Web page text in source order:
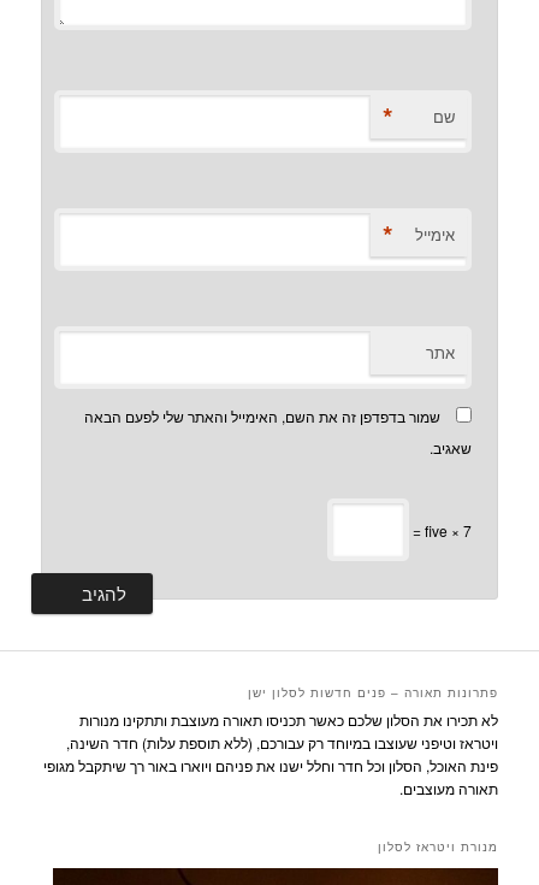
שם *
אימייל *
אתר
שמור בדפדפן זה את השם, האימייל והאתר שלי לפעם הבאה
שאגיב.
7 × five =
פתרונות תאורה – פנים חדשות לסלון ישן
לא תכירו את הסלון שלכם כאשר תכניסו תאורה מעוצבת ותתקינו מנורות
ויטראז וטיפני שעוצבו במיוחד רק עבורכם, (ללא תוספת עלות) חדר השינה,
פינת האוכל, הסלון וכל חדר וחלל ישנו את פניהם ויוארו באור רך שיתקבל מגופי
תאורה מעוצבים.
מנורת ויטראז לסלון